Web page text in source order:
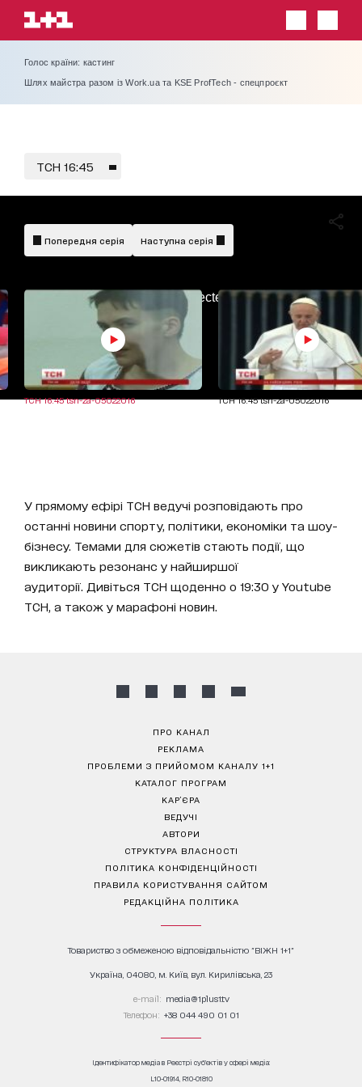
Голос країни: кастинг
Шлях майстра разом із Work.ua та KSE ProfTech - спецпроєкт
ТСН 16:45
AdBlockDetected!
Попередня серія Наступна серія
ТСН 16:45 tsn-za-05022016 ТСН 16:45 tsn-za-05022016
У прямому ефірі ТСН ведучі розповідають про
останні новини спорту, політики, економіки та шоу-
бізнесу. Темами для сюжетів стають події, що
викликають резонанс у найширшої
аудиторії. Дивіться ТСН щоденно о 19:30 у Youtube
ТСН, а також у марафоні новин.
ПРО КАНАЛ
РЕКЛАМА
ПРОБЛЕМИ З ПРИЙОМОМ КАНАЛУ 1+1
КАТАЛОГ ПРОГРАМ
КАР’ЄРА
ВЕДУЧІ
АВТОРИ
СТРУКТУРА ВЛАСНОСТІ
ПОЛІТИКА КОНФІДЕНЦІЙНОСТІ
ПРАВИЛА КОРИСТУВАННЯ САЙТОМ
РЕДАКЦІЙНА ПОЛІТИКА
Товариство з обмеженою відповідальністю "ВІЖН 1+1"
Україна, 04080, м. Київ, вул. Кирилівська, 23
е-mail: media@1plus1.tv
Телефон: +38 044 490 01 01
Ідентифікатор медіа в Реєстрі суб’єктів у сфері медіа:
L10-01914, R10-01810